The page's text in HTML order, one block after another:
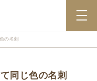
の名刺
同じ色の名刺